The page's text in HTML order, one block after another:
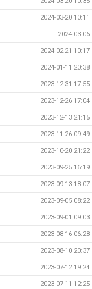
2024-03-20 10:11
2024-03-06
2024-02-21 10:17
2024-01-11 20:38
2023-12-31 17:55
2023-12-26 17:04
2023-12-13 21:15
2023-11-26 09:49
2023-10-20 21:22
2023-09-25 16:19
2023-09-13 18:07
2023-09-05 08:22
2023-09-01 09:03
2023-08-16 06:28
2023-08-10 20:37
2023-07-12 19:24
2023-07-11 12:25